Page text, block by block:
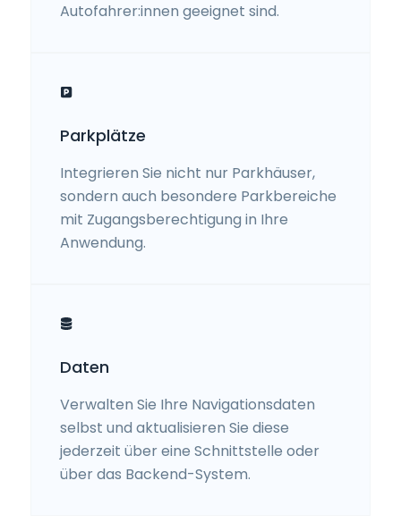
Autofahrer:innen geeignet sind.
Parkplätze
Integrieren Sie nicht nur Parkhäuser,
sondern auch besondere Parkbereiche
mit Zugangsberechtigung in Ihre
Anwendung.
Daten
Verwalten Sie Ihre Navigationsdaten
selbst und aktualisieren Sie diese
jederzeit über eine Schnittstelle oder
über das Backend-System.